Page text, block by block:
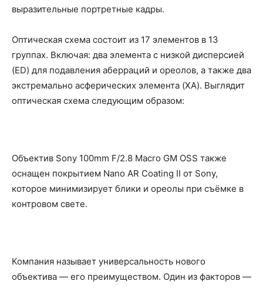
выразительные портретные кадры.
Оптическая схема состоит из 17 элементов в 13
группах. Включая: два элемента с низкой дисперсией
(ED) для подавления аберраций и ореолов, а также два
экстремально асферических элемента (XA). Выглядит
оптическая схема следующим образом:
Объектив Sony 100mm F/2.8 Macro GM OSS также
оснащен покрытием Nano AR Coating II от Sony,
которое минимизирует блики и ореолы при съёмке в
контровом свете.
Компания называет универсальность нового
объектива — его преимуществом. Один из факторов —